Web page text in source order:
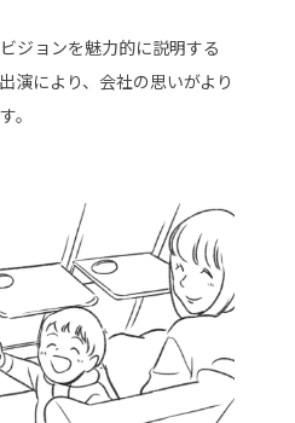
ジョンを魅力的に説明する
演により、会社の思いがより
。